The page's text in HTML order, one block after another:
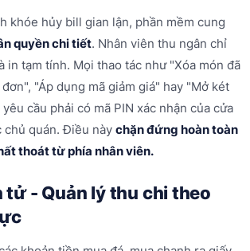
khóe hủy bill gian lận, phần mềm cung
quyền chi tiết. Nhân viên thu ngân chỉ
in tạm tính. Mọi thao tác như "Xóa món đã
"Áp dụng mã giảm giá" hay "Mở két
cầu phải có mã PIN xác nhận của cửa
chủ quán. Điều này chặn đứng hoàn toàn
thoát từ phía nhân viên.
tử - Quản lý thu chi theo